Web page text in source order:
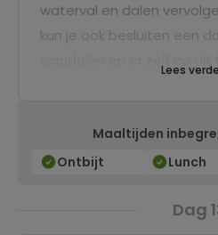
waterval en dalen
kun je ook besluiten een
wandeling zullen we weer
gite.
Lees
Maaltijden
Ontbijt
Lunch
Dag